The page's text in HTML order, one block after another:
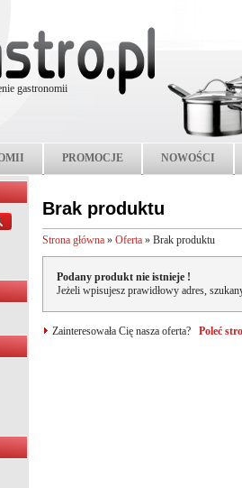
gastronomii
PROMOCJE NOWOŚCI
Brak produktu
Strona główna » Oferta » Brak produktu
Podany produkt nie istnieje !
Jeżeli wpisujesz prawidłowy adres,
Zainteresowała Cię nasza oferta? Poleć